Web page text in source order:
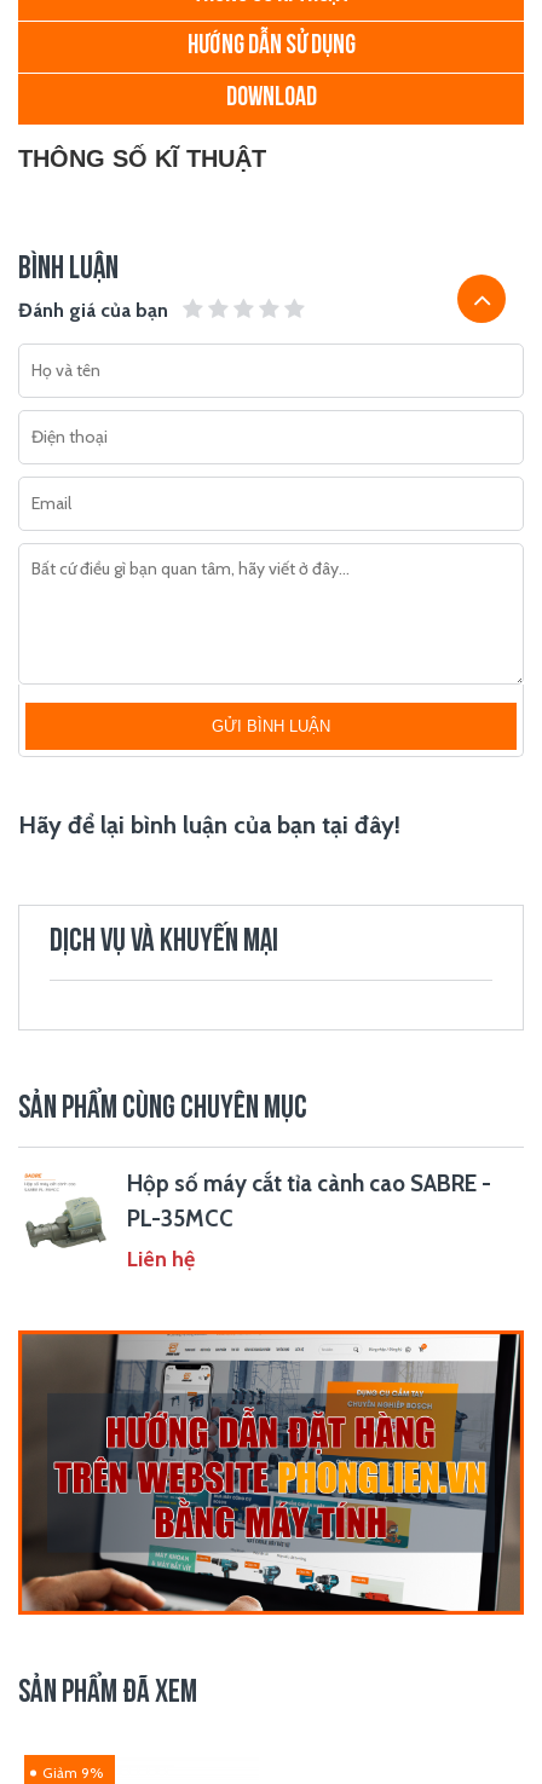
HƯỚNG DẪN SỬ DỤNG
DOWNLOAD
THÔNG SỐ KĨ THUẬT
BÌNH LUẬN
Đánh giá của bạn
GỬI BÌNH LUẬN
Hãy để lại bình luận của bạn tại đây!
DỊCH VỤ VÀ KHUYẾN MẠI
SẢN PHẨM CÙNG CHUYÊN MỤC
Hộp số máy cắt tỉa cành cao SABRE -
PL-35MCC
Liên hệ
SẢN PHẨM ĐÃ XEM
Giảm 9%